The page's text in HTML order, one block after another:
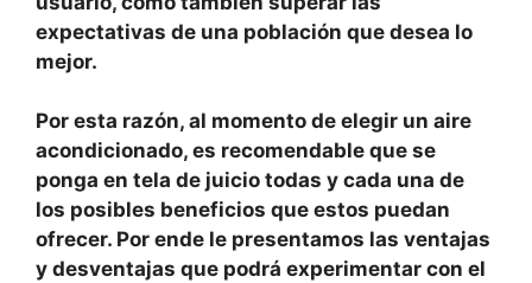
expectativas de una población que desea lo
mejor.
Por esta razón, al momento de elegir un aire
acondicionado, es recomendable que se
ponga en tela de juicio todas y cada una de
los posibles beneficios que estos puedan
ofrecer. Por ende le presentamos las ventajas
y desventajas que podrá experimentar con el